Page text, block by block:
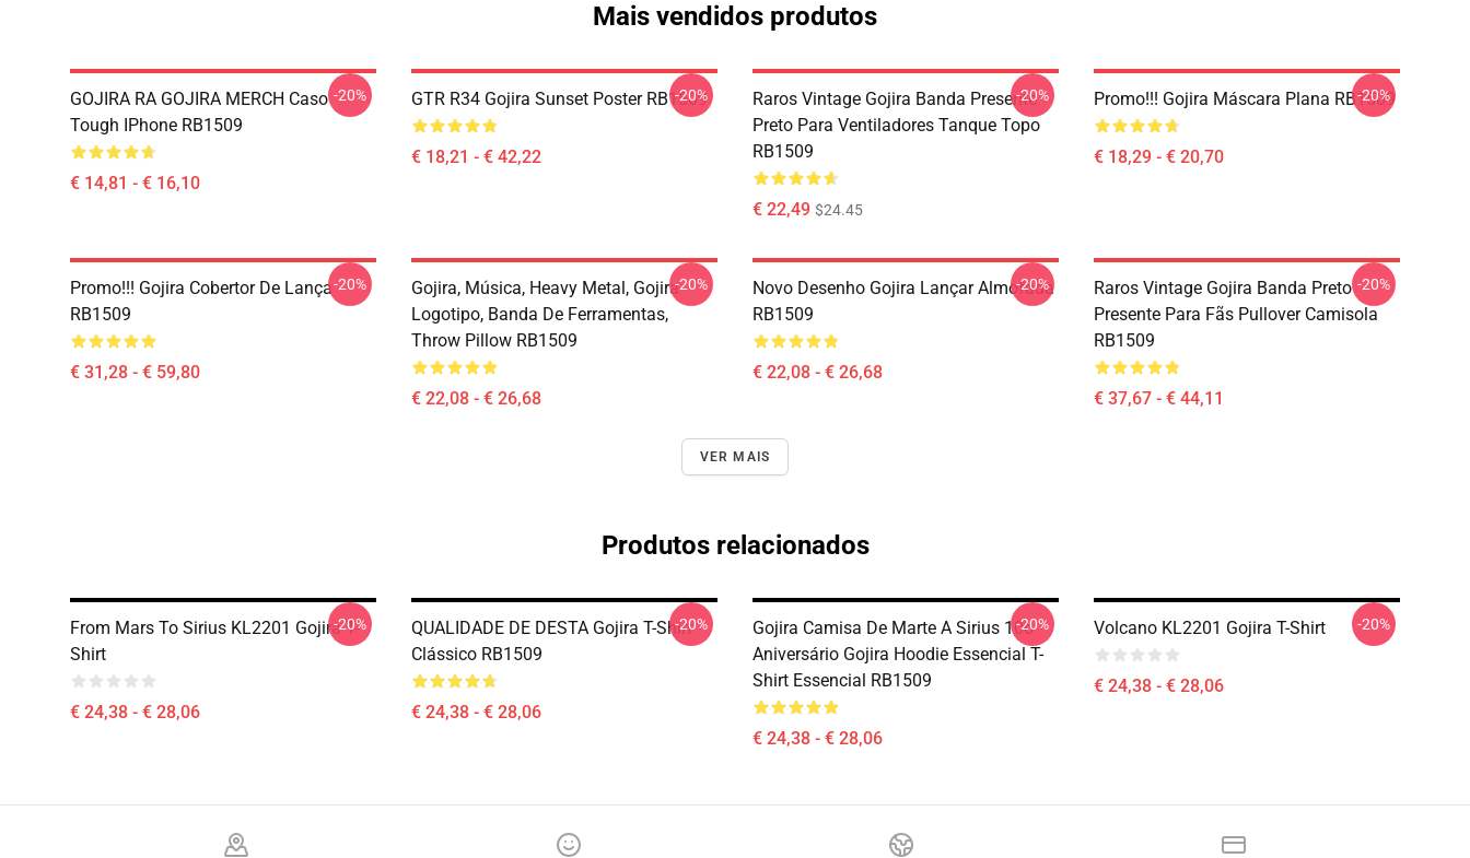
Mais vendidos produtos
GOJIRA RA GOJIRA MERCH Caso
Tough IPhone RB1509
€ 14,81 - € 16,10
-20% GTR R34 Gojira Sunset Poster RB1509
€ 18,21 - € 42,22
-20%
Raros Vintage Gojira Banda Presente
Preto Para Ventiladores Tanque Topo
RB1509
€ 22,49 $24.45
-20% Promo!!! Gojira Máscara Plana RB1509
€ 18,29 - € 20,70
-20%
Promo!!! Gojira Cobertor De Lança
RB1509
€ 31,28 - € 59,80
-20%
Gojira, Música, Heavy Metal, Gojira
Logotipo, Banda De Ferramentas,
Throw Pillow RB1509
€ 22,08 - € 26,68
-20%
Novo Desenho Gojira Lançar Almofada
RB1509
€ 22,08 - € 26,68
-20%
Raros Vintage Gojira Banda Preto
Presente Para Fãs Pullover Camisola
RB1509
€ 37,67 - € 44,11
-20%
VER MAIS
Produtos relacionados
From Mars To Sirius KL2201 Gojira T-
Shirt
€ 24,38 - € 28,06
-20%
QUALIDADE DE DESTA Gojira T-Shirt
Clássico RB1509
€ 24,38 - € 28,06
-20%
Gojira Camisa De Marte A Sirius 10o
Aniversário Gojira Hoodie Essencial T-
Shirt Essencial RB1509
€ 24,38 - € 28,06
-20% Volcano KL2201 Gojira T-Shirt
€ 24,38 - € 28,06
-20%